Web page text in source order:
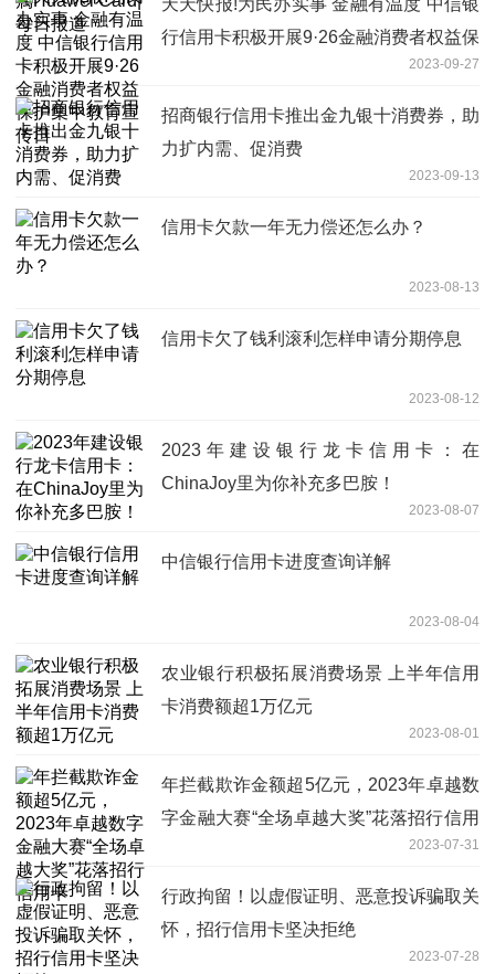
行信用卡积极开展9·26金融消费者权益保
2023-09-27
招商银行信用卡推出金九银十消费券，助
力扩内需、促消费
2023-09-13
信用卡欠款一年无力偿还怎么办？
2023-08-13
信用卡欠了钱利滚利怎样申请分期停息
2023-08-12
2023年建设银行龙卡信用卡：在
ChinaJoy里为你补充多巴胺！
2023-08-07
中信银行信用卡进度查询详解
2023-08-04
农业银行积极拓展消费场景 上半年信用
卡消费额超1万亿元
2023-08-01
年拦截欺诈金额超5亿元，2023年卓越数
字金融大赛“全场卓越大奖”花落招行信用
2023-07-31
行政拘留！以虚假证明、恶意投诉骗取关
怀，招行信用卡坚决拒绝
2023-07-28